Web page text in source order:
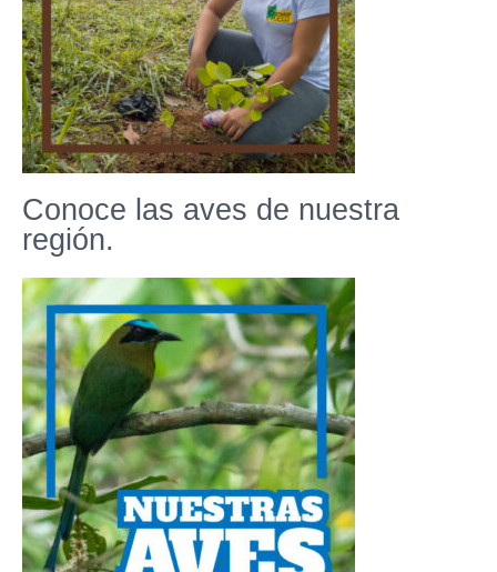
Conoce las aves de nuestra
región.